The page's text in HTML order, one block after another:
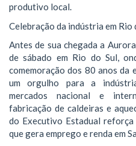
produtivo local.
​Celebração da indústria em Rio
​Antes de sua chegada a
de sábado em Rio do Sul,
comemoração dos 80 anos da
um orgulho para a
mercados nacional e
fabricação de caldeiras e
do Executivo Estadual
que gera emprego e renda em